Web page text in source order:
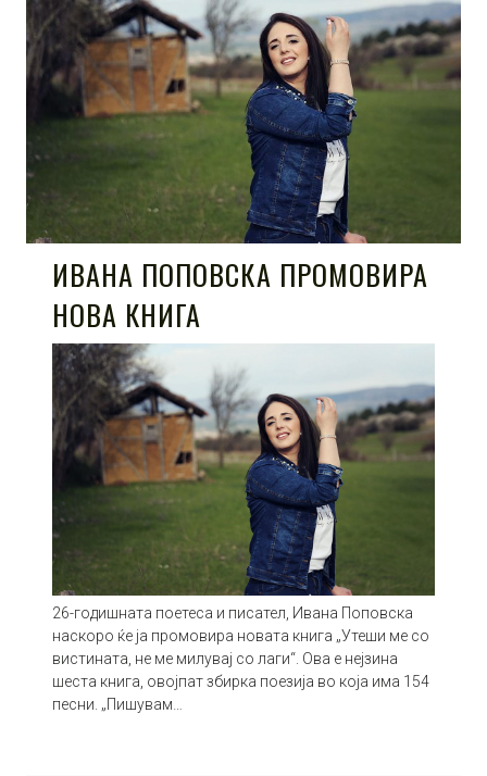
ИВАНА ПОПОВСКА ПРОМОВИРА
НОВА КНИГА
26-годишната поетеса и писател, Ивана Поповска
наскоро ќе ја промовира новата книга „Утеши ме со
вистината, не ме милувај со лаги“. Ова е нејзина
шеста книга, овојпат збирка поезија во која има 154
песни. „Пишувам…